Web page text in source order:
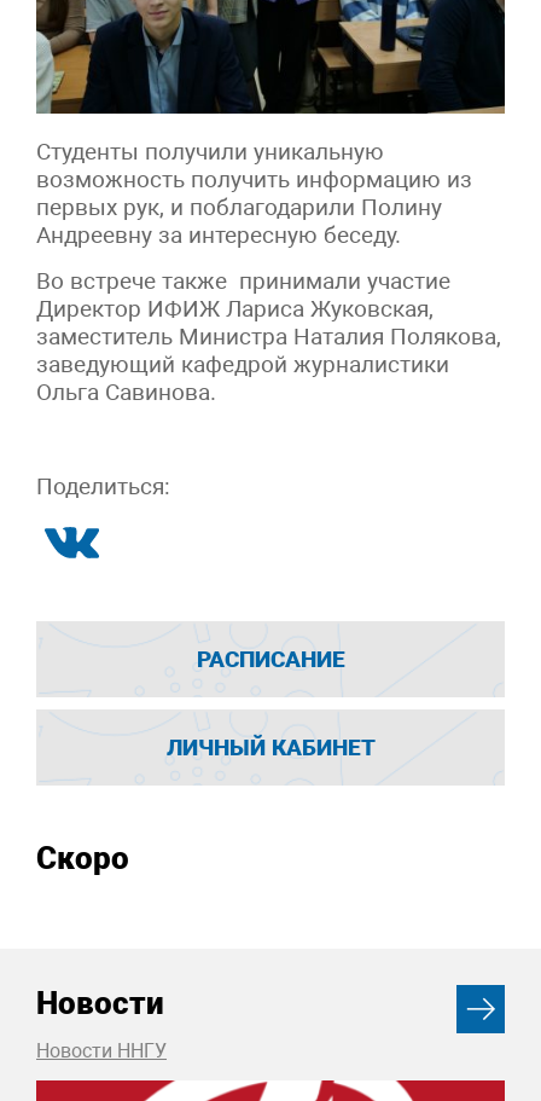
Студенты получили уникальную
возможность получить информацию из
первых рук, и поблагодарили Полину
Андреевну за интересную беседу.
Во встрече также принимали участие
Директор ИФИЖ Лариса Жуковская,
заместитель Министра Наталия Полякова,
заведующий кафедрой журналистики
Ольга Савинова.
Поделиться:
РАСПИСАНИЕ
ЛИЧНЫЙ КАБИНЕТ
Скоро
Новости
Новости ННГУ